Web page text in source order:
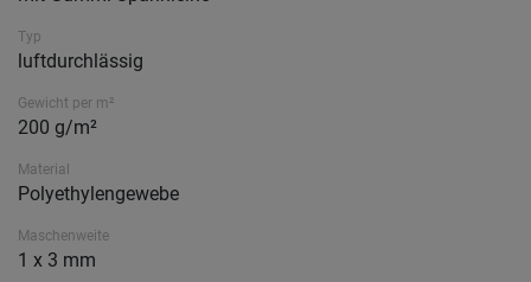
Typ
luftdurchlässig
Gewicht per m²
200 g/m²
Material
Polyethylengewebe
Maschenweite
1 x 3 mm